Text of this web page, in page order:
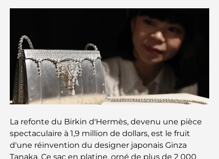
Cafés à Palm Jumeirah : Guide des meilleurs cafés
Les meilleurs petits-déjeuners de Dubaï : Ma
sélection pour 2026
Comment obtenir un prêt immobilier à Dubaï : le
guide ultime
Plan directeur de Tilal Al Ghaf : une nouvelle
norme pour la vie intégrée à Dubaï
La refonte du Birkin d'Hermès, devenu une pièce
spectaculaire à 1,9 million de dollars, est le fruit
d'une réinvention du designer japonais Ginza
Tanaka. Ce sac en platine, orné de plus de 2 000